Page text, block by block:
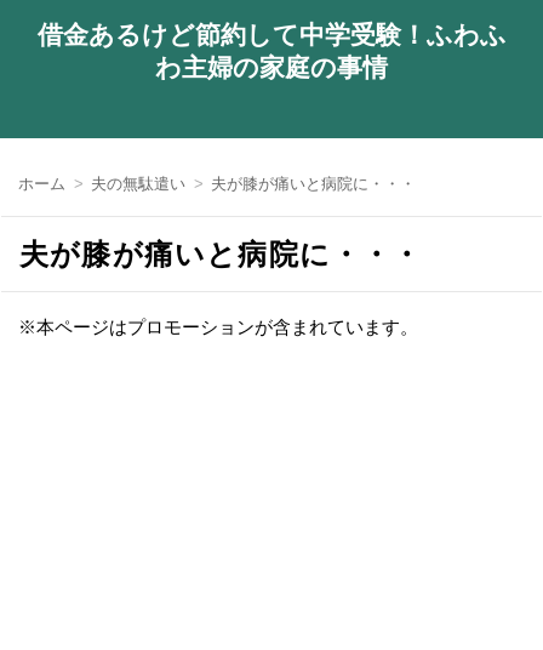
借金あるけど節約して中学受験！ふわふ
わ主婦の家庭の事情
ホーム 夫の無駄遣い 夫が膝が痛いと病院に・・・
夫が膝が痛いと病院に・・・
※本ページはプロモーションが含まれています。